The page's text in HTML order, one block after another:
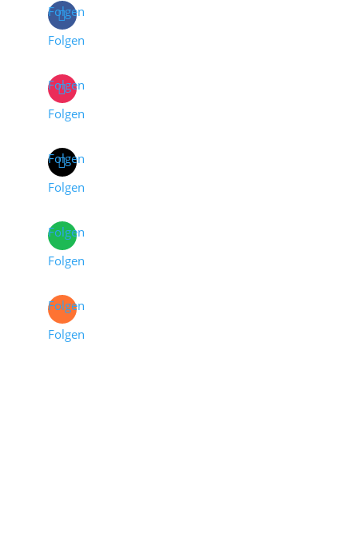
Folgen
Folgen
Folgen
Folgen
Folgen
Folgen
Folgen
Folgen
Folgen
Folgen